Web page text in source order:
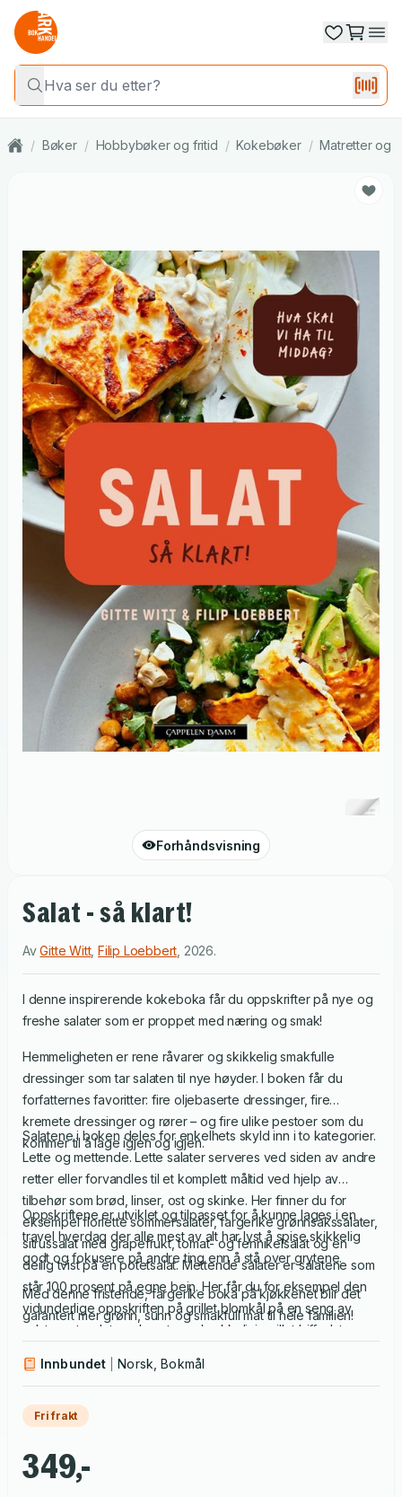
/ Bøker / Hobbybøker og fritid / Kokebøker / Matretter og
Forhåndsvisning
Salat - så klart!
AvGitte Witt,Filip Loebbert 2026.
I denne inspirerende kokeboka får du oppskrifter på nye og
freshe salater som er proppet med næring og smak!
Hemmeligheten er rene råvarer og skikkelig smakfulle
dressinger som tar salaten til nye høyder. I boken får du
forfatternes favoritter: fire oljebaserte dressinger, fire
kremete dressinger og rører – og fire ulike pestoer som du
kommer til å lage igjen og igjen.
Salatene i boken deles for enkelhets skyld inn i to kategorier.
Lette og mettende. Lette salater serveres ved siden av andre
retter eller forvandles til et komplett måltid ved hjelp av
tilbehør som brød, linser, ost og skinke. Her finner du for
eksempel florlette sommersalater, fargerike grønnsakssalater,
sitrussalat med grapefrukt, tomat- og fennikelsalat og en
deilig tvist på en potetsalat. Mettende salater er salatene som
står 100 prosent på egne bein. Her får du for eksempel den
vidunderlige oppskriften på grillet blomkål på en seng av
salat, pastasalat med pesto og brokkolini, grillet biffsalat,
Oppskriftene er utviklet og tilpasset for å kunne lages i en
travel hverdag der alle mest av alt har lyst å spise skikkelig
godt og fokusere på andre ting enn å stå over grytene.
Med denne fristende, fargerike boka på kjøkkenet blir det
garantert mer grønn, sunn og smakfull mat til hele familien!
Innbundet Norsk, Bokmål
Fri frakt
349,-